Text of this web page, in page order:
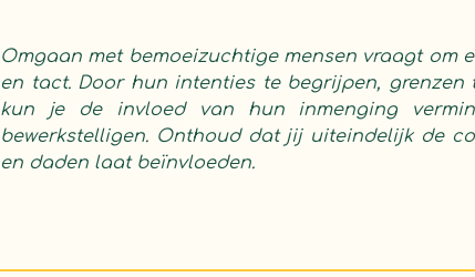
Omgaan met bemoeizuchtige mensen vraagt om
en tact. Door hun intenties te begrijpen,
kun je de invloed van hun inmenging
bewerkstelligen. Onthoud dat jij uiteindelijk de
en daden laat beïnvloeden.